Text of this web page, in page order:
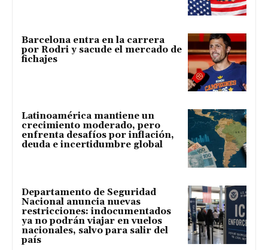
Barcelona entra en la carrera
por Rodri y sacude el mercado de
fichajes
Latinoamérica mantiene un
crecimiento moderado, pero
enfrenta desafíos por inflación,
deuda e incertidumbre global
Departamento de Seguridad
Nacional anuncia nuevas
restricciones: indocumentados
ya no podrán viajar en vuelos
nacionales, salvo para salir del
país